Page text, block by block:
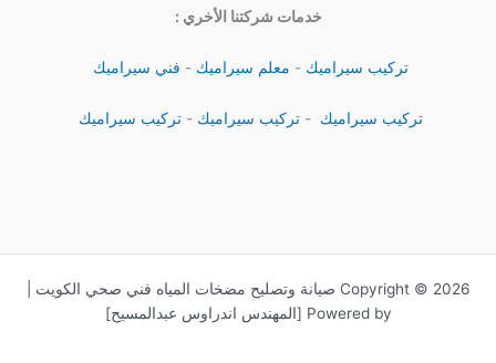
خدمات شركتنا الأخري :
تركيب سيراميك - معلم سيراميك - فني سيراميك
تركيب سيراميك - تركيب سيراميك -تركيب سيراميك
Copyright © 2026 صيانة وتصليح مضخات المياه فني صحي الكويت |
Powered by [المهندس اندراوس عبدالمسيح]